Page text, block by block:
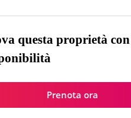
questa proprietà con
Prenota ora